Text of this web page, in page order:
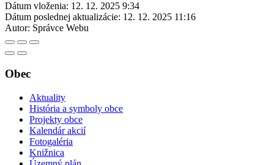
Dátum vloženia: 12. 12. 2025 9:34
Dátum poslednej aktualizácie: 12. 12. 2025 11:16
Autor: Správce Webu
Obec
Aktuality
História a symboly obce
Projekty obce
Kalendár akcií
Fotogaléria
Knižnica